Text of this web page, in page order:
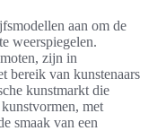
aan om de
weerspiegelen.
zijn in
bereik van kunstenaars
kunstmarkt die
met
smaak van een